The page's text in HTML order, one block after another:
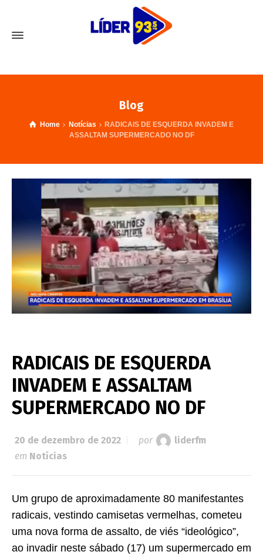
Blog
Home Notícias
RADICAIS DE ESQUERDA INVADEM E
ASSALTAM SUPERMERCADO NO DF
RADICAIS DE ESQUERDA
INVADEM E ASSALTAM
SUPERMERCADO NO DF
20 de dezembro de 2022 por
liderfm
em Notícias
Um grupo de aproximadamente 80 manifestantes
radicais, vestindo camisetas vermelhas, cometeu
uma nova forma de assalto, de viés “ideológico”,
ao invadir neste sábado (17) um supermercado em